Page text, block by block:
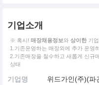
기업소개
※ 혹시! 매장채용정보와 상이한 기
1.기존운영하는 매장외에 추가 운영
2.기존매장을 철수하고 새롭게 신규
상태
기업명 위드가인(주)(파